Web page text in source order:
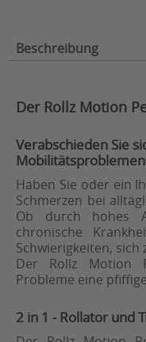
Beschreibung
Der Rollz Motion
Verabschieden Sie
Haben Sie oder ein
Schmerzen bei
Ob durch hohes
chronische
Schwierigkeiten, sich
Der Rollz Motion
Probleme eine
2 in 1 - Rollator und